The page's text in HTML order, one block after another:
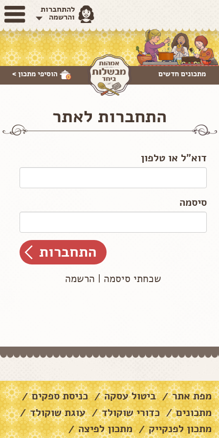
להתחברות
והרשמה
הוסיפי מתכון > מתכונים חדשים
התחברות לאתר
דוא"ל או טלפון
סיסמה
שכחתי סיסמה | הרשמה
מפת אתר / ביטול עסקה / כניסת ספקים /
מתכונים / כדורי שוקולד / עוגת שוקולד /
מתכון לפנקייק / מתכון לפיצה /